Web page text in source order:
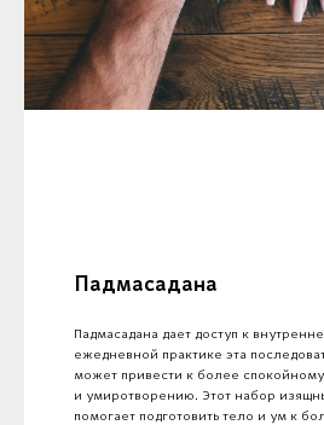
Падмасадана
Падмасадана дает доступ к
ежедневной практике эта
может привести к более
и умиротворению. Этот набор
помогает подготовить тело и ум к